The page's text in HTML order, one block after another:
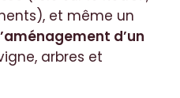
et même un
d’un
arbres et